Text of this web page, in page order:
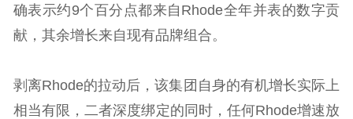
确表示约9个百分点都来自Rhode全年并表的数字贡
献，其余增长来自现有品牌组合。
剥离Rhode的拉动后，该集团自身的有机增长实际上
相当有限，二者深度绑定的同时，任何Rhode增速放